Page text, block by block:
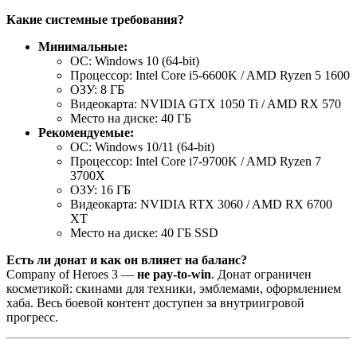
Какие системные требования?
Минимальные:
ОС: Windows 10 (64-bit)
Процессор: Intel Core i5-6600K / AMD Ryzen 5 1600
ОЗУ: 8 ГБ
Видеокарта: NVIDIA GTX 1050 Ti / AMD RX 570
Место на диске: 40 ГБ
Рекомендуемые:
ОС: Windows 10/11 (64-bit)
Процессор: Intel Core i7-9700K / AMD Ryzen 7
3700X
ОЗУ: 16 ГБ
Видеокарта: NVIDIA RTX 3060 / AMD RX 6700
XT
Место на диске: 40 ГБ SSD
Есть ли донат и как он влияет на баланс?
Company of Heroes 3 — не pay-to-win. Донат ограничен
косметикой: скинами для техники, эмблемами, оформлением
хаба. Весь боевой контент доступен за внутриигровой
прогресс.